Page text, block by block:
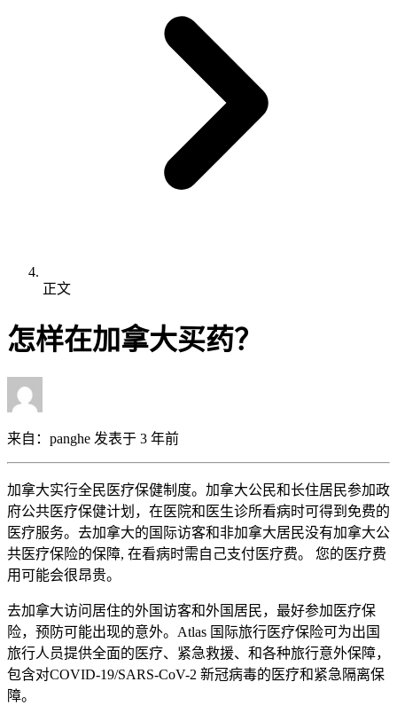
正文
怎样在加拿大买药？
来自： panghe 发表于 3 年前
加拿大实行全民医疗保健制度。加拿大公民和长住居民参加政
府公共医疗保健计划，在医院和医生诊所看病时可得到免费的
医疗服务。去加拿大的国际访客和非加拿大居民没有加拿大公
共医疗保险的保障, 在看病时需自己支付医疗费。 您的医疗费
用可能会很昂贵。
去加拿大访问居住的外国访客和外国居民，最好参加医疗保
险，预防可能出现的意外。Atlas 国际旅行医疗保险可为出国
旅行人员提供全面的医疗、紧急救援、和各种旅行意外保障，
包含对COVID-19/SARS-CoV-2 新冠病毒的医疗和紧急隔离保
障。